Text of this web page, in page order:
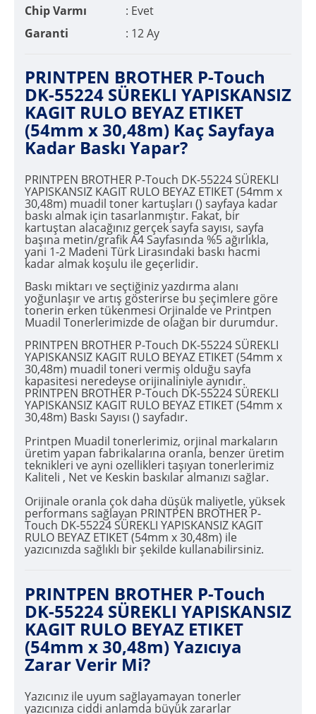
Chip Varmı
: Evet
Garanti
: 12 Ay
PRINTPEN BROTHER P-Touch
DK-55224 SÜREKLI YAPISKANSIZ
KAGIT RULO BEYAZ ETIKET
(54mm x 30,48m) Kaç Sayfaya
Kadar Baskı Yapar?
PRINTPEN BROTHER P-Touch DK-55224 SÜREKLI
YAPISKANSIZ KAGIT RULO BEYAZ ETIKET (54mm x
30,48m) muadil toner kartuşları () sayfaya kadar
baskı almak için tasarlanmıştır. Fakat, bir
kartuştan alacağınız gerçek sayfa sayısı, sayfa
başına metin/grafik A4 Sayfasında %5 ağırlıkla,
yani 1-2 Madeni Türk Lirasındaki baskı hacmi
kadar almak koşulu ile geçerlidir.
Baskı miktarı ve seçtiğiniz yazdırma alanı
yoğunlaşır ve artış gösterirse bu şeçimlere göre
tonerin erken tükenmesi Orjinalde ve Printpen
Muadil Tonerlerimizde de olağan bir durumdur.
PRINTPEN BROTHER P-Touch DK-55224 SÜREKLI
YAPISKANSIZ KAGIT RULO BEYAZ ETIKET (54mm x
30,48m) muadil toneri vermiş olduğu sayfa
kapasitesi neredeyse orijinaliniyle aynıdır.
PRINTPEN BROTHER P-Touch DK-55224 SÜREKLI
YAPISKANSIZ KAGIT RULO BEYAZ ETIKET (54mm x
30,48m) Baskı Sayısı () sayfadır.
Printpen Muadil tonerlerimiz, orjinal markaların
üretim yapan fabrikalarına oranla, benzer üretim
teknikleri ve ayni ozellikleri taşıyan tonerlerimiz
Kaliteli , Net ve Keskin baskılar almanızı sağlar.
Orijinale oranla çok daha düşük maliyetle, yüksek
performans sağlayan PRINTPEN BROTHER P-
Touch DK-55224 SÜREKLI YAPISKANSIZ KAGIT
RULO BEYAZ ETIKET (54mm x 30,48m) ile
yazıcınızda sağlıklı bir şekilde kullanabilirsiniz.
PRINTPEN BROTHER P-Touch
DK-55224 SÜREKLI YAPISKANSIZ
KAGIT RULO BEYAZ ETIKET
(54mm x 30,48m) Yazıcıya
Zarar Verir Mi?
Yazıcınız ile uyum sağlayamayan tonerler
yazıcınıza ciddi anlamda büyük zararlar